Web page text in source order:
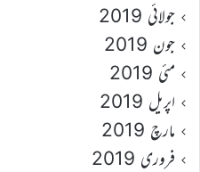
جولائی 2019
جون 2019
مئی 2019
اپریل 2019
مارچ 2019
فروری 2019